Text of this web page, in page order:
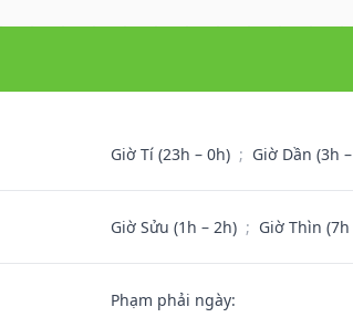
Giờ Tí (23h – 0h) ; Giờ Dần (3h
Giờ Sửu (1h – 2h) ; Giờ Thìn (7h
Phạm phải ngày: